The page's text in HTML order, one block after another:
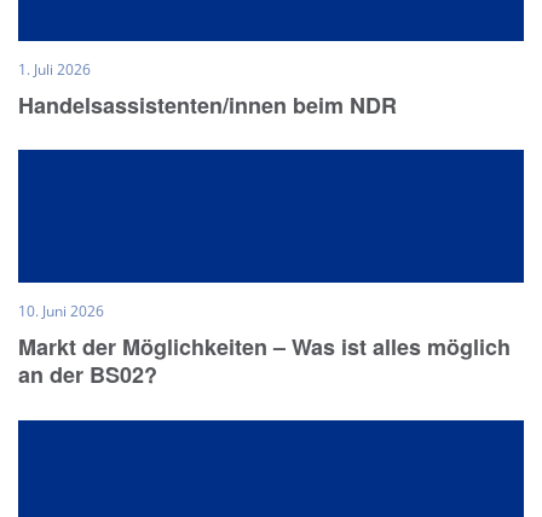
1. Juli 2026
Handelsassistenten/innen beim NDR
10. Juni 2026
Markt der Möglichkeiten – Was ist alles möglich
an der BS02?